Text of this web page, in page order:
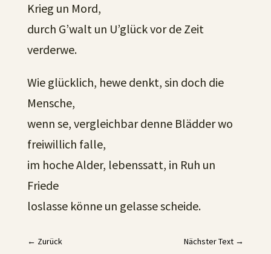
Krieg un Mord,
durch G’walt un U’glück vor de Zeit
verderwe.
Wie glücklich, hewe denkt, sin doch die
Mensche,
wenn se, vergleichbar denne Blädder wo
freiwillich falle,
im hoche Alder, lebenssatt, in Ruh un
Friede
loslasse könne un gelasse scheide.
← Zurück Nächster Text →